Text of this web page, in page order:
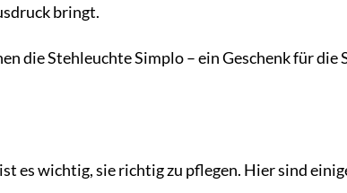
bringt.
die Stehleuchte Simplo – ein Geschenk für die
es wichtig, sie richtig zu pflegen. Hier sind